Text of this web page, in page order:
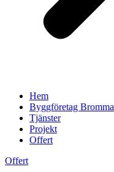
Hem
Byggföretag Bromma
Tjänster
Projekt
Offert
Offert